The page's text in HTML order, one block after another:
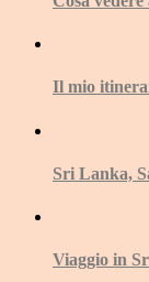
Il mio
Sri Lanka,
Viaggio in